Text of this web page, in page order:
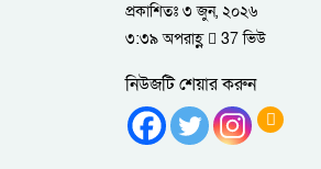
প্রকাশিতঃ ৩ জুন, ২০২৬
৩:৩৯ অপরাহ্ণ
37 ভিউ
নিউজটি শেয়ার করুন